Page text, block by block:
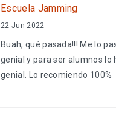
Escuela Jamming
22 Jun 2022
Buah, qué pasada!!! Me lo
genial y para ser alumnos lo
genial. Lo recomiendo 100%